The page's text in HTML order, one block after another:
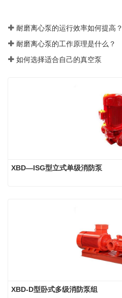
耐磨离心泵的运行效率如何提高？
耐磨离心泵的工作原理是什么？
如何选择适合自己的真空泵
XBD—ISG型立式单级消防泵
XBD-D型卧式多级消防泵组